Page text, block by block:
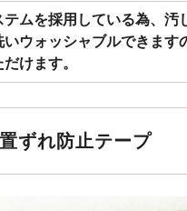
ムを採用している為、汚
いウォッシャブルできます
けます。
ずれ防止テープ